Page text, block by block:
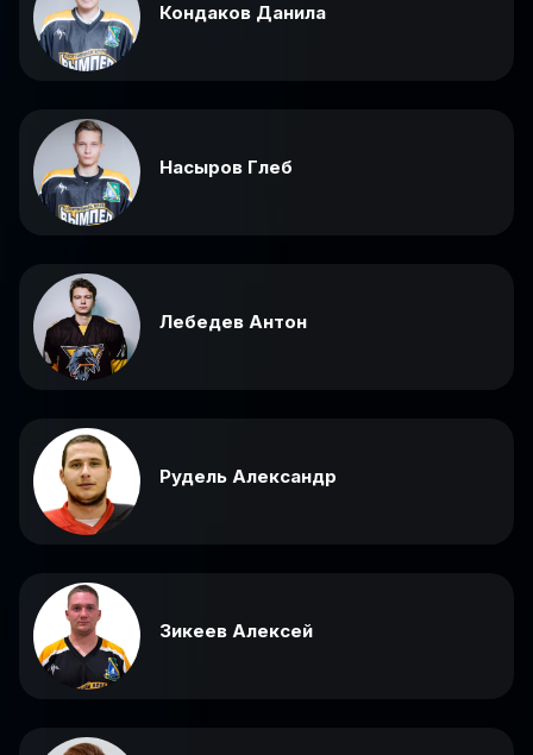
Кондаков Данила
Насыров Глеб
Лебедев Антон
Рудель Александр
Зикеев Алексей